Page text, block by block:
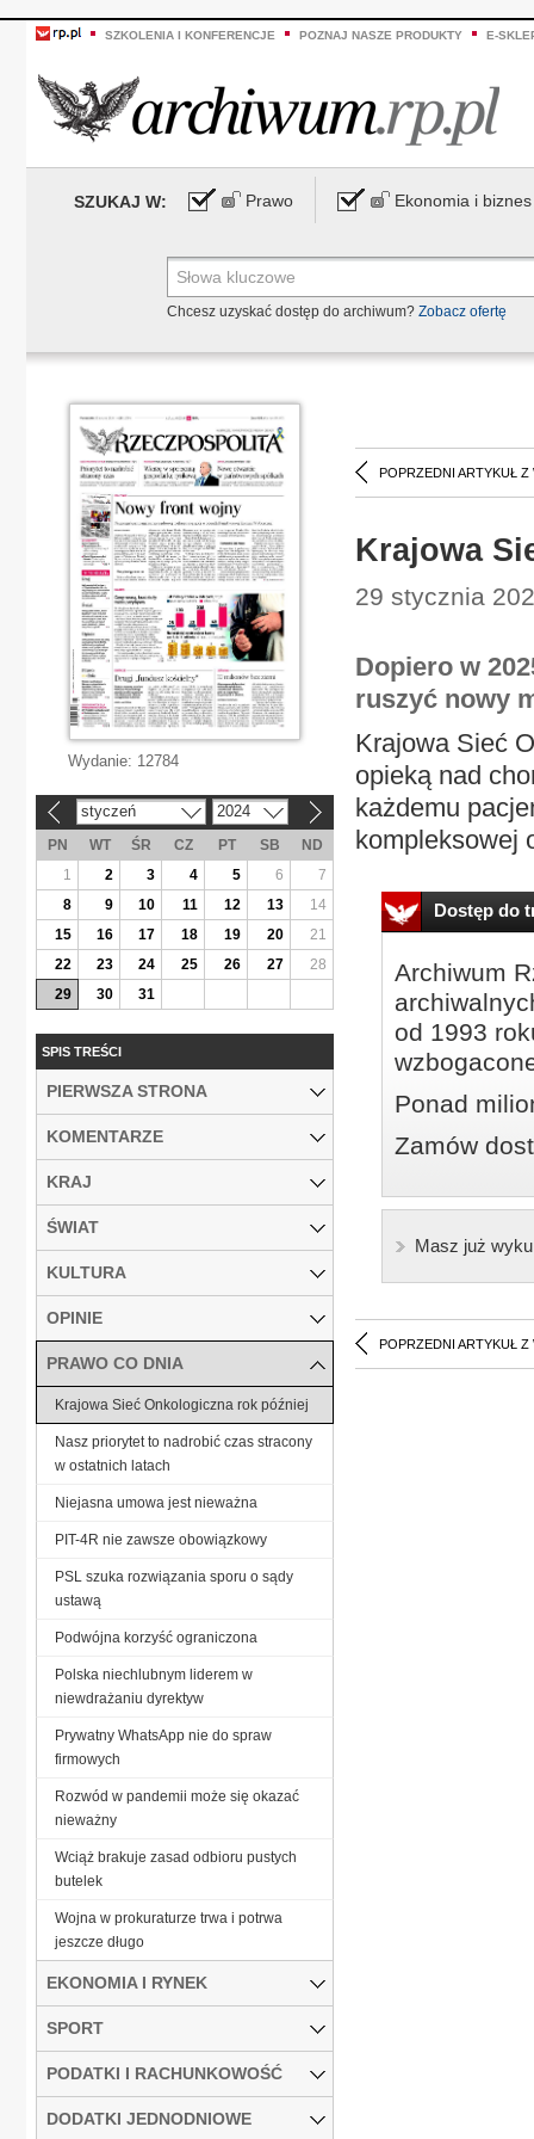
SZKOLENIA I KONFERENCJE POZNAJ NASZE PRODUKTY E-
SZUKAJ W: Prawo Ekonomia i biznes
Chcesz uzyskać dostęp do archiwum? Zobacz ofertę
POPRZEDNI ARTYKUŁ Z
Krajowa
29 stycznia
Dopiero w
ruszyć nowy
Krajowa Sieć
opieką nad
każdemu
kompleksowej
Dostęp do
Archiwum
od 1993
Ponad
Zamów
Masz już
POPRZEDNI ARTYKUŁ Z
Wydanie: 12784
styczeń 2024
PN WT ŚR CZ PT SB
ND
1
2 3 4 5 6
7
8
9 10 11 12 13
14
15
16 17 18 19 20
21
22
23 24 25 26 27
28
29
30 31
SPIS TREŚCI
PIERWSZA STRONA
KOMENTARZE
KRAJ
ŚWIAT
KULTURA
OPINIE
PRAWO CO DNIA
Krajowa Sieć Onkologiczna rok później
Nasz priorytet to nadrobić czas stracony
w ostatnich latach
Niejasna umowa jest nieważna
PIT-4R nie zawsze obowiązkowy
PSL szuka rozwiązania sporu o sądy
ustawą
Podwójna korzyść ograniczona
Polska niechlubnym liderem w
niewdrażaniu dyrektyw
Prywatny WhatsApp nie do spraw
firmowych
Rozwód w pandemii może się okazać
nieważny
Wciąż brakuje zasad odbioru pustych
butelek
Wojna w prokuraturze trwa i potrwa
jeszcze długo
EKONOMIA I RYNEK
SPORT
PODATKI I RACHUNKOWOŚĆ
DODATKI JEDNODNIOWE